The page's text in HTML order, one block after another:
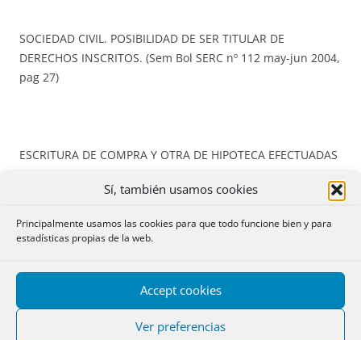
Sí, también usamos cookies
Principalmente usamos las cookies para que todo funcione bien y para
estadísticas propias de la web.
Accept cookies
Ver preferencias
SOCIEDAD CIVIL. POSIBILIDAD DE SER TITULAR DE
DERECHOS INSCRITOS. (Sem Bol SERC nº 112 may-jun 2004,
pag 27)
ESCRITURA DE COMPRA Y OTRA DE HIPOTECA EFECTUADAS
QUE CONSISTE EN “LA EXPLOTACIÓN DE NEGOCIOS
Sem Hern Crespo, cuad nº 10, caso 1 de SOC, abr-jun
ESCRITURA DE COMPRA Y OTRA DE HIPOTECA EFECTUADAS